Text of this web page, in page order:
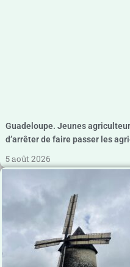
Guadeloupe. Jeunes
d’arrêter de faire passer les
5 août 2026